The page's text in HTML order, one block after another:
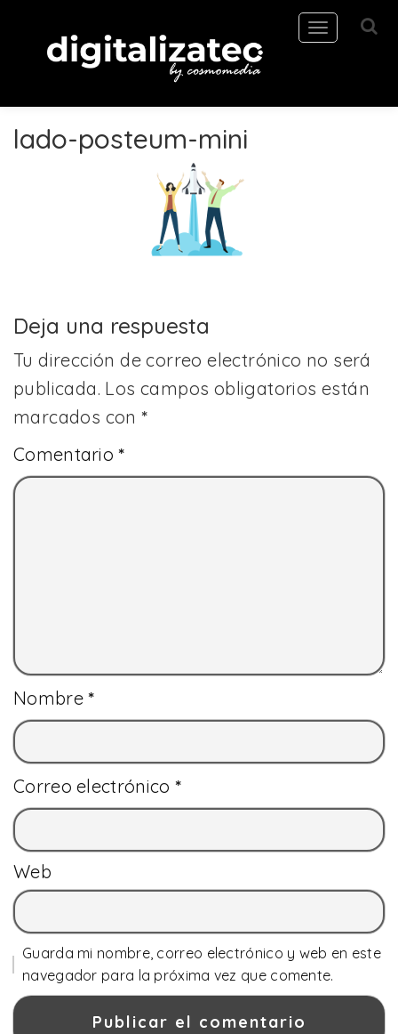
Toggle
navigation
lado-posteum-mini
Deja una respuesta
Tu dirección de correo electrónico no será
publicada. Los campos obligatorios están
marcados con*
Comentario*
Nombre*
Correo electrónico *
Web
Guarda mi nombre, correo electrónico y web en este
navegador para la próxima vez que comente.